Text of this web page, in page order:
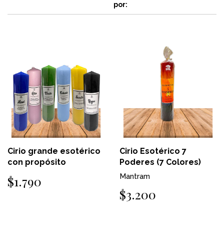
por:
Cirio grande esotérico
con propósito
$1.790
Cirio Esotérico 7
Poderes (7 Colores)
Mantram
$3.200